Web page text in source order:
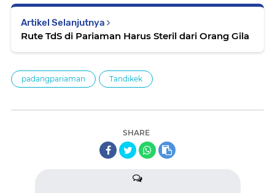
Artikel Selanjutnya
Rute TdS di Pariaman Harus Steril dari Orang Gila
padangpariaman Tandikek
SHARE